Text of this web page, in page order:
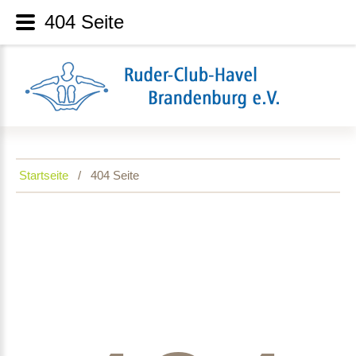
Startseite 404 Seite
404 Seite